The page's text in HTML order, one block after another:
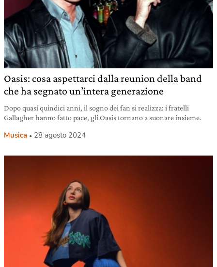
Oasis: cosa aspettarci dalla reunion della band
che ha segnato un’intera generazione
Dopo quasi quindici anni, il sogno dei fan si realizza: i fratelli
Gallagher hanno fatto pace, gli Oasis tornano a suonare insieme.
Musica 28 agosto 2024